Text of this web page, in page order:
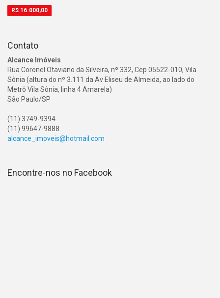
R$ 16.000,00
Contato
Alcance Imóveis
Rua Coronel Otaviano da Silveira, nº 332, Cep 05522-010, Vila
Sônia (altura do nº 3.111 da Av Eliseu de Almeida, ao lado do
Metrô Vila Sônia, linha 4 Amarela)
São Paulo/SP
(11) 3749-9394
(11) 99647-9888
alcance_imoveis@hotmail.com
Encontre-nos no Facebook